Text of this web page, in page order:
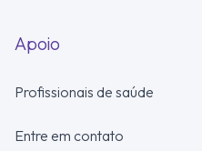
Apoio
Profissionais de saúde
Entre em contato